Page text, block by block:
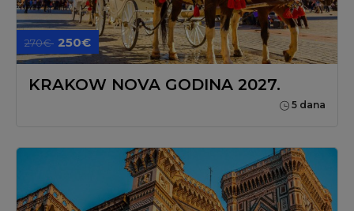
270€ 250€
KRAKOW NOVA GODINA 2027.
5 dana